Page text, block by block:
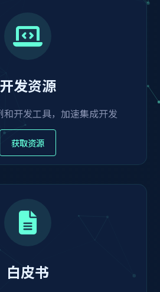
开发资源
和开发工具，加速集成开发
获取资源
白皮书